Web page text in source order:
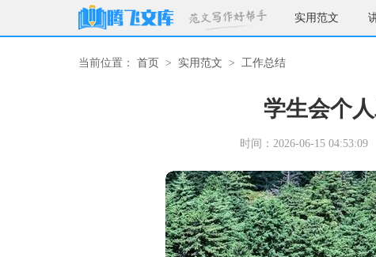
实用范文
当前位置： 首页 > 实用范文 > 工作总结
学生会个
时间：2026-06-15 04:53:09